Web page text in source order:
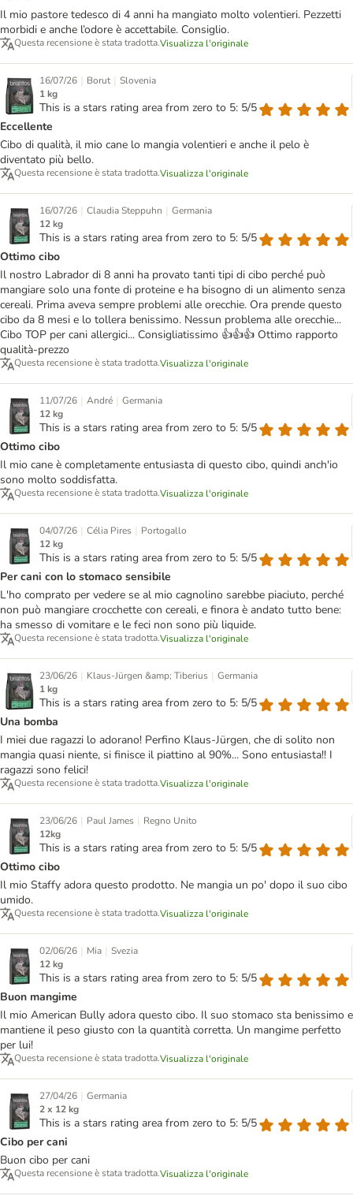
Il mio pastore tedesco di 4 anni ha mangiato molto volentieri. Pezzetti
morbidi e anche l’odore è accettabile. Consiglio.
Questa recensione è stata tradotta.Visualizza l'originale
16/07/26 | Borut | Slovenia
1 kg
This is a stars rating area from zero to 5: 5/5
Eccellente
Cibo di qualità, il mio cane lo mangia volentieri e anche il pelo è
diventato più bello.
Questa recensione è stata tradotta.Visualizza l'originale
16/07/26 | Claudia Steppuhn | Germania
12 kg
This is a stars rating area from zero to 5: 5/5
Ottimo cibo
Il nostro Labrador di 8 anni ha provato tanti tipi di cibo perché può
mangiare solo una fonte di proteine e ha bisogno di un alimento senza
cereali. Prima aveva sempre problemi alle orecchie. Ora prende questo
cibo da 8 mesi e lo tollera benissimo. Nessun problema alle orecchie...
Cibo TOP per cani allergici... Consigliatissimo 👍👍👍 Ottimo rapporto
qualità-prezzo
Questa recensione è stata tradotta.Visualizza l'originale
11/07/26 | André | Germania
12 kg
This is a stars rating area from zero to 5: 5/5
Ottimo cibo
Il mio cane è completamente entusiasta di questo cibo, quindi anch'io
sono molto soddisfatta.
Questa recensione è stata tradotta.Visualizza l'originale
04/07/26 | Célia Pires | Portogallo
12 kg
This is a stars rating area from zero to 5: 5/5
Per cani con lo stomaco sensibile
L'ho comprato per vedere se al mio cagnolino sarebbe piaciuto, perché
non può mangiare crocchette con cereali, e finora è andato tutto bene:
ha smesso di vomitare e le feci non sono più liquide.
Questa recensione è stata tradotta.Visualizza l'originale
23/06/26 | Klaus-Jürgen &amp; Tiberius | Germania
1 kg
This is a stars rating area from zero to 5: 5/5
Una bomba
I miei due ragazzi lo adorano! Perfino Klaus-Jürgen, che di solito non
mangia quasi niente, si finisce il piattino al 90%... Sono entusiasta!! I
ragazzi sono felici!
Questa recensione è stata tradotta.Visualizza l'originale
23/06/26 | Paul James | Regno Unito
12kg
This is a stars rating area from zero to 5: 5/5
Ottimo cibo
Il mio Staffy adora questo prodotto. Ne mangia un po' dopo il suo cibo
umido.
Questa recensione è stata tradotta.Visualizza l'originale
02/06/26 | Mia | Svezia
12 kg
This is a stars rating area from zero to 5: 5/5
Buon mangime
Il mio American Bully adora questo cibo. Il suo stomaco sta benissimo e
mantiene il peso giusto con la quantità corretta. Un mangime perfetto
per lui!
Questa recensione è stata tradotta.Visualizza l'originale
27/04/26 | Germania
2 x 12 kg
This is a stars rating area from zero to 5: 5/5
Cibo per cani
Buon cibo per cani
Questa recensione è stata tradotta.Visualizza l'originale